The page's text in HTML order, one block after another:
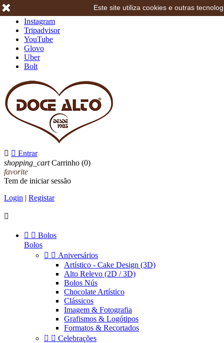
Instagram
Tripadvisor
YouTube
Glovo
Uber
Bolt
  Entrar
shopping_cart Carrinho (0)
favorite
Tem de iniciar sessão
Login | Registar

  Bolos
Bolos
  Aniversários
Artístico - Cake Design (3D)
Alto Relevo (2D / 3D)
Bolos Nús
Chocolate Artístico
Clássicos
Imagem & Fotografia
Grafismos & Logótipos
Formatos & Recortados
  Celebrações
Este site utiliza cookies e outras